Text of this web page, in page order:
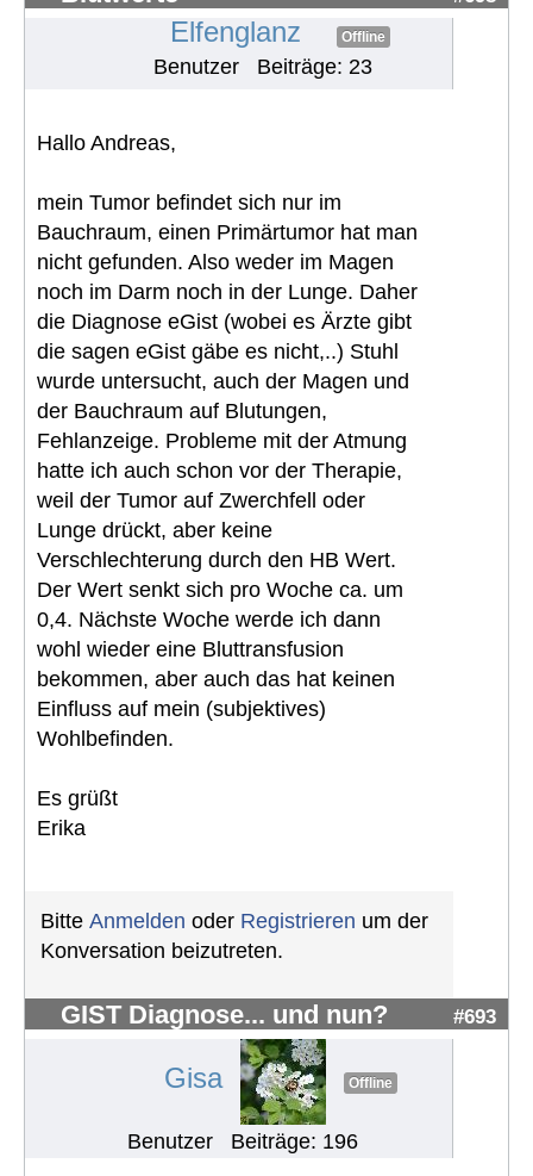
Elfenglanz Offline
Benutzer Beiträge: 23
Hallo Andreas,
mein Tumor befindet sich nur im
Bauchraum, einen Primärtumor hat man
nicht gefunden. Also weder im Magen
noch im Darm noch in der Lunge. Daher
die Diagnose eGist (wobei es Ärzte gibt
die sagen eGist gäbe es nicht,..) Stuhl
wurde untersucht, auch der Magen und
der Bauchraum auf Blutungen,
Fehlanzeige. Probleme mit der Atmung
hatte ich auch schon vor der Therapie,
weil der Tumor auf Zwerchfell oder
Lunge drückt, aber keine
Verschlechterung durch den HB Wert.
Der Wert senkt sich pro Woche ca. um
0,4. Nächste Woche werde ich dann
wohl wieder eine Bluttransfusion
bekommen, aber auch das hat keinen
Einfluss auf mein (subjektives)
Wohlbefinden.
Es grüßt
Erika
Bitte Anmelden oder Registrieren um der
Konversation beizutreten.
GIST Diagnose... und nun? #693
Gisa Offline
Benutzer Beiträge: 196